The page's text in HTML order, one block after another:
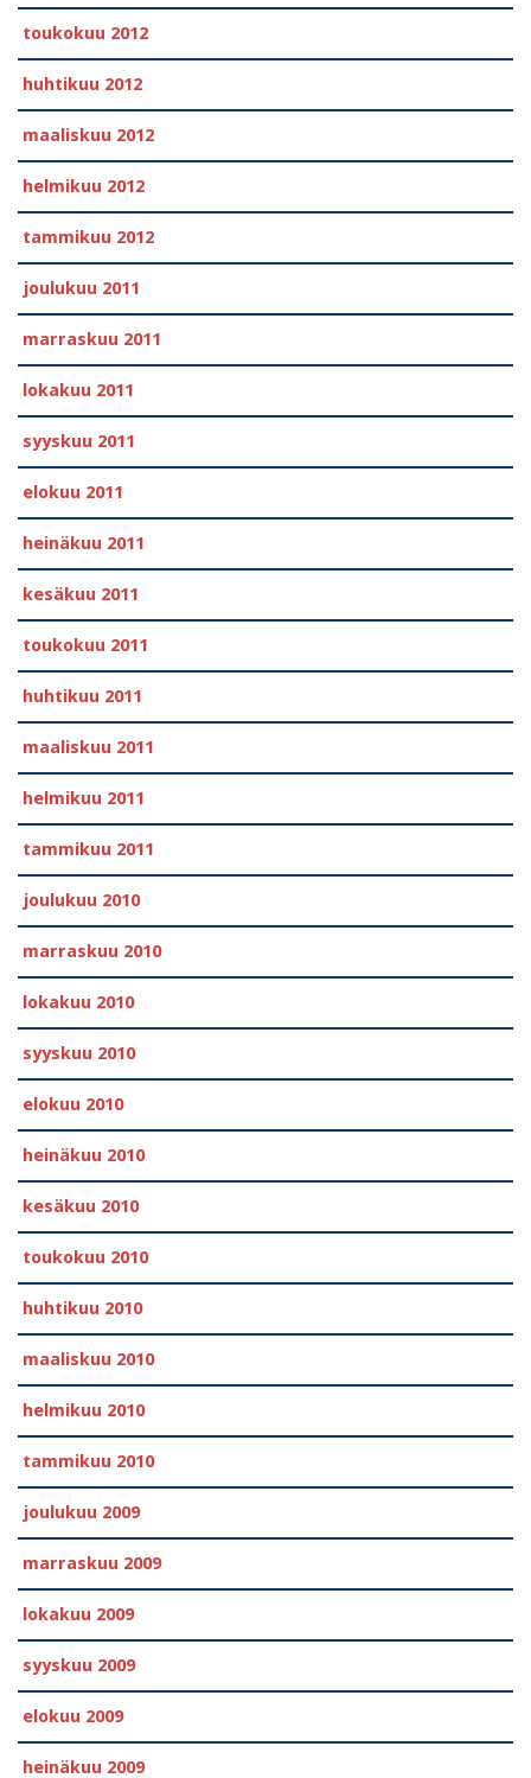
toukokuu 2012
huhtikuu 2012
maaliskuu 2012
helmikuu 2012
tammikuu 2012
joulukuu 2011
marraskuu 2011
lokakuu 2011
syyskuu 2011
elokuu 2011
heinäkuu 2011
kesäkuu 2011
toukokuu 2011
huhtikuu 2011
maaliskuu 2011
helmikuu 2011
tammikuu 2011
joulukuu 2010
marraskuu 2010
lokakuu 2010
syyskuu 2010
elokuu 2010
heinäkuu 2010
kesäkuu 2010
toukokuu 2010
huhtikuu 2010
maaliskuu 2010
helmikuu 2010
tammikuu 2010
joulukuu 2009
marraskuu 2009
lokakuu 2009
syyskuu 2009
elokuu 2009
heinäkuu 2009